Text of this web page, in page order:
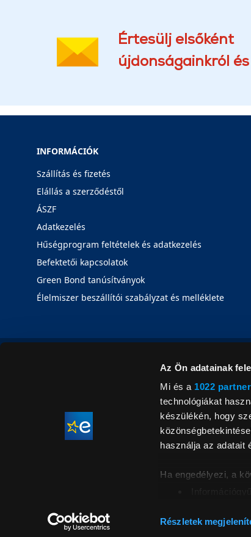
Az Ön adatainak
Mi és a 1022
technológiákat
készülékén, hogy
használja az adatait
Ha engedélyezi, a
ellenőrzésével
Részletek
Értesülj elsőként
újdonságainkról
INFORMÁCIÓK
Szállítás és fizetés
Elállás a szerződéstől
ÁSZF
Adatkezelés
Hűségprogram feltételek és adatkezelés
Befektetői kapcsolatok
Green Bond tanúsítványok
Élelmiszer beszállítói szabályzat és melléklete